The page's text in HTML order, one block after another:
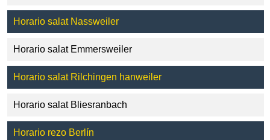
Horario salat Nassweiler
Horario salat Emmersweiler
Horario salat Rilchingen hanweiler
Horario salat Bliesranbach
Horario rezo Berlín